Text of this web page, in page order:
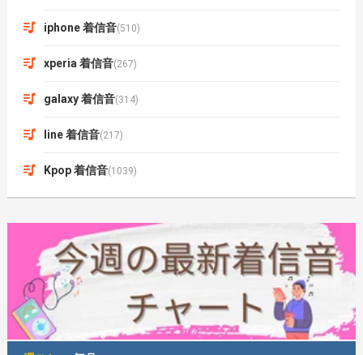
iphone 着信音(510)
xperia 着信音(267)
galaxy 着信音(314)
line 着信音(217)
Kpop 着信音(1039)